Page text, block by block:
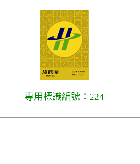
專用標識編號：224